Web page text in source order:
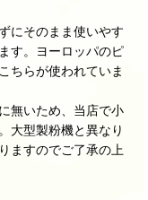
にそのまま使いやす
す。ヨーロッパのピ
ちらが使われていま
無いため、当店で小
大型製粉機と異なり
ますのでご了承の上